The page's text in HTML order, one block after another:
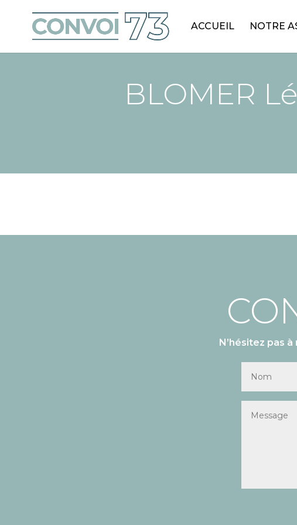
ACCUEIL NOTRE
BLOMER
N’hésitez pas